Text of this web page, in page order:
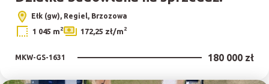
Ełk (gw), Regiel, Brzozowa
1 045 m2 172,25 zł/m2
MKW-GS-1631 180 000 zł